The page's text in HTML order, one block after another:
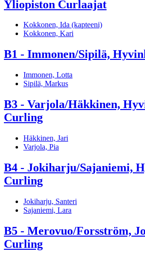
Yliopiston Curlaajat
Kokkonen, Ida (kapteeni)
Kokkonen, Kari
B1 - Immonen/Sipilä,
Immonen, Lotta
Sipilä, Markus
B3 - Varjola/Häkkinen,
Curling
Häkkinen, Jari
Varjola, Pia
B4 - Jokiharju/Sajaniemi,
Curling
Jokiharju, Santeri
Sajaniemi, Lara
B5 - Merovuo/Forsström,
Curling